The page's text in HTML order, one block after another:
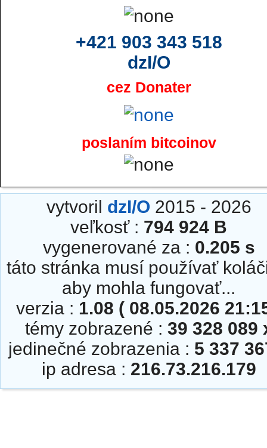
+421 903 343 518
dzI/O
cez Donater
poslaním bitcoinov
vytvoril dzI/O 2015 - 2026
veľkosť : 794 924 B
vygenerované za : 0.205 s
táto stránka musí používať
aby mohla fungovať...
verzia : 1.08 ( 08.05.2026
témy zobrazené : 39 328 089
jedinečné zobrazenia : 5 337
ip adresa : 216.73.216.179